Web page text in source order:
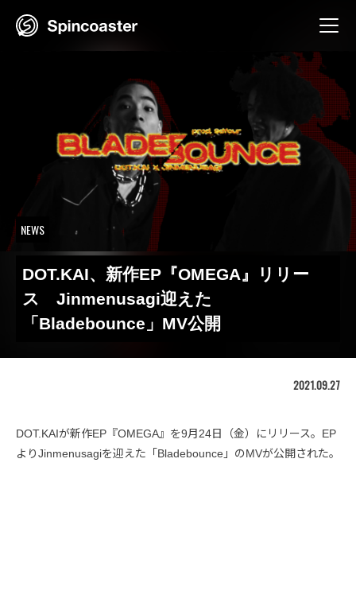
NEWS
DOT.KAI、新作EP『OMEGA』リリー
ス Jinmenusagi迎えた
「Bladebounce」MV公開
2021.09.27
DOT.KAIが新作EP『OMEGA』を9月24日（金）にリリース。EP
よりJinmenusagiを迎えた「Bladebounce」のMVが公開された。